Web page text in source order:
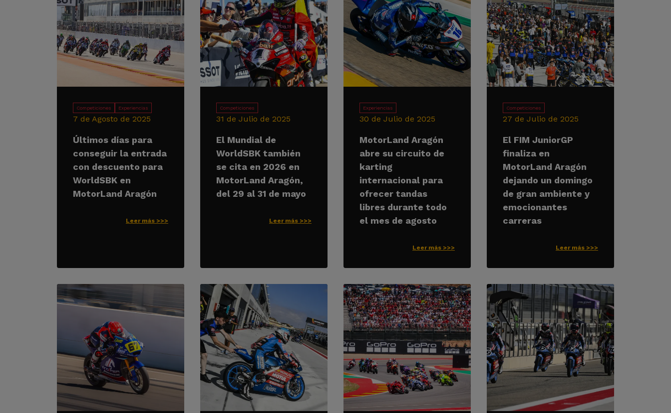
Competiciones Experiencias
7 de Agosto de 2025
Últimos días para
conseguir la entrada
con descuento para
WorldSBK en
MotorLand Aragón
Leer más >>>
Competiciones
31 de Julio de 2025
El Mundial de
WorldSBK también
se cita en 2026 en
MotorLand Aragón,
del 29 al 31 de mayo
Leer más >>>
Experiencias
30 de Julio de 2025
MotorLand Aragón
abre su circuito de
karting
internacional para
ofrecer tandas
libres durante todo
el mes de agosto
Leer más >>>
Competiciones
27 de Julio de 2025
El FIM JuniorGP
finaliza en
MotorLand Aragón
dejando un domingo
de gran ambiente y
emocionantes
carreras
Leer más >>>